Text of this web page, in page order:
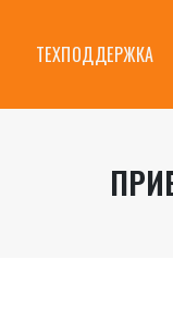
ТЕХПОДДЕРЖКА